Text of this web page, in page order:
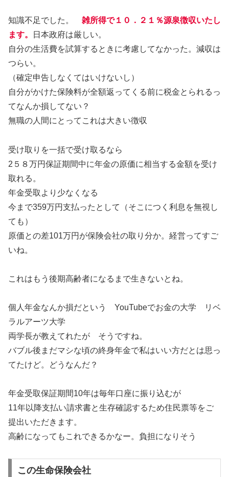
知識不足でした。 雑所得で１０．２１％源泉徴収いたし
ます。
日本政府は厳しい。
自分の生活費を試算するときに考慮してなかった。減収は
つらい。
（確定申告しなくてはいけないし）
自分がかけた保険料が全額返ってくる前に税金とられるっ
てなんか損してない？
無職の人間にとってこれは大きい徴収
受け取りを一括で受け取るなら
2５８万円保証期間中に年金の原価に相当する金額を受け
取れる。
年金受取より少なくなる
今まで359万円支払ったとして（そこにつく利息を無視し
ても）
原価との差101万円が保険会社の取り分か。経営ってすご
いね。
これはもう後期高齢者になるまで生きないとね。
個人年金なんか損だという YouTubeでお金の大学 リベ
ラルアーツ大学
両学長が教えてれたが そうですね。
バブル後まだマシな頃の終身年金で私はいい方だとは思っ
てたけど。どうなんだ？
年金受取保証期間10年は毎年口座に振り込むが
11年以降支払い請求書と生存確認するため住民票等をご
提出いただきます。
高齢になってもこれできるかなー。負担になりそう
この生命保険会社